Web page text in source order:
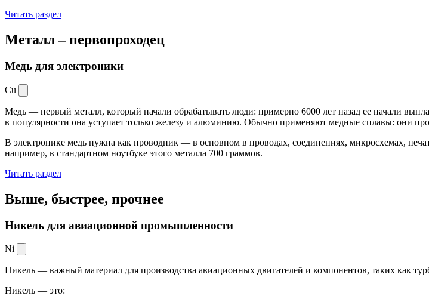
Читать раздел
Металл –первопроходец
Медь для электроники
Cu
Медь — первый металл, который начали обрабатывать люди: примерно 6000 лет назад ее начали
в популярности она уступает только железу и алюминию. Обычно применяют медные сплавы: они
В электронике медь нужна как проводник — в основном в проводах, соединениях, микросхемах,
например, в стандартном ноутбуке этого металла 700 граммов.
Читать раздел
Выше, быстрее, прочнее
Никель для авиационной промышленности
Ni
Никель — важный материал для производства авиационных двигателей и компонентов, таких как
Никель — это: